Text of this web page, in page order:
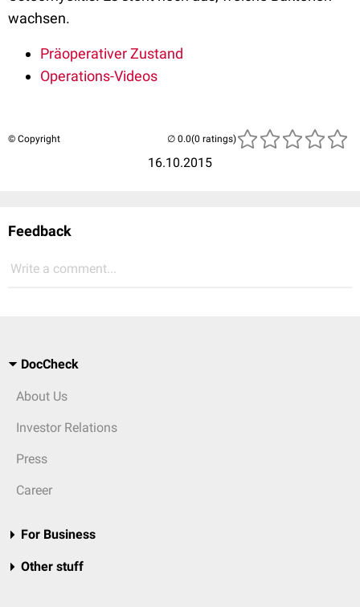
wachsen.
Präoperativer Zustand
Operations-Videos
© Copyright
16.10.2015
(0 ratings)
Feedback
Write a comment...
DocCheck
About Us
Investor Relations
Press
Career
For Business
Other stuff